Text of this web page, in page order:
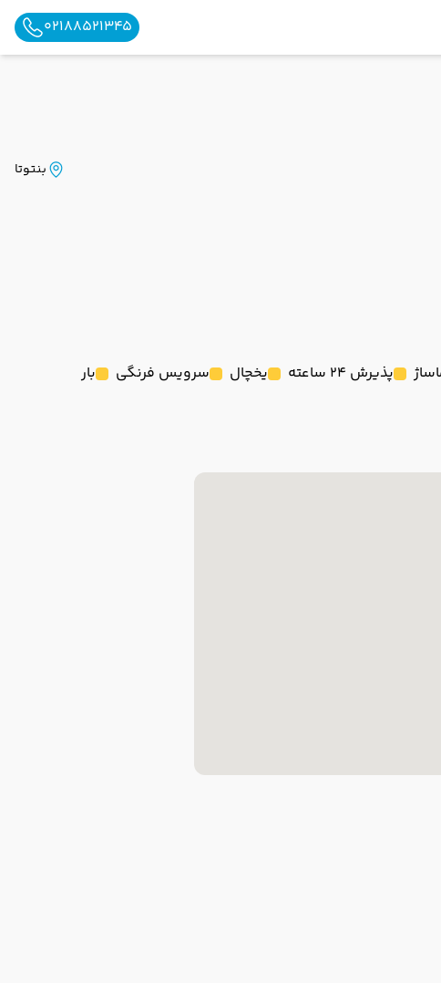
02188521345
بنتوتا
پذیرش 24 ساعته یخچال سرویس فرنگی بار